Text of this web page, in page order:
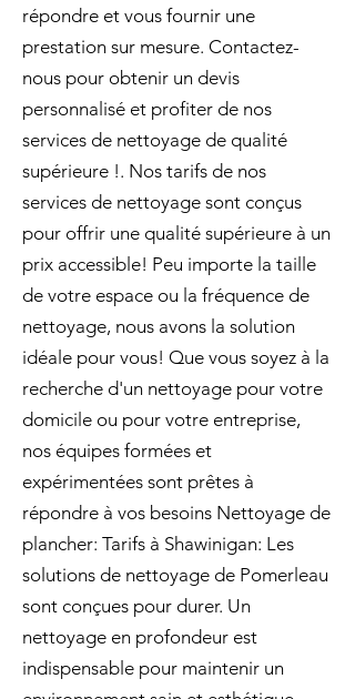
répondre et vous fournir une
prestation sur mesure. Contactez-
nous pour obtenir un devis
personnalisé et profiter de nos
services de nettoyage de qualité
supérieure !. Nos tarifs de nos
services de nettoyage sont conçus
pour offrir une qualité supérieure à un
prix accessible! Peu importe la taille
de votre espace ou la fréquence de
nettoyage, nous avons la solution
idéale pour vous! Que vous soyez à la
recherche d'un nettoyage pour votre
domicile ou pour votre entreprise,
nos équipes formées et
expérimentées sont prêtes à
répondre à vos besoins Nettoyage de
plancher: Tarifs à Shawinigan: Les
solutions de nettoyage de Pomerleau
sont conçues pour durer. Un
nettoyage en profondeur est
indispensable pour maintenir un